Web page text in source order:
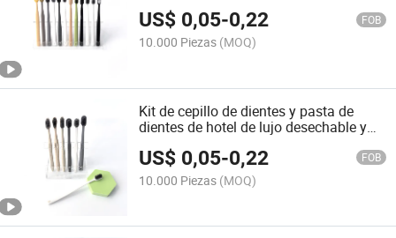
US$ 0,05-0,22 FOB
10.000 Piezas (MOQ)
Kit de cepillo de dientes y pasta de
dientes de hotel de lujo desechable y
US$ 0,05-0,22 FOB
10.000 Piezas (MOQ)